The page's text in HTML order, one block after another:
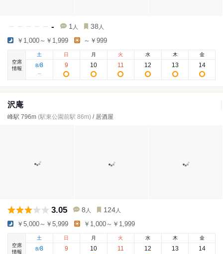
- 1 人 38 人
￥1,000～￥1,999 ～￥999
空席
情報
土
8/8
日
9
月
10
火
11
水
12
木
13
金
14
沢庵
峰駅 796m (駅東公園前駅 86m) / 居酒屋
3.05 8 人 124 人
￥5,000～￥5,999 ￥1,000～￥1,999
空席
情報
土
8/8
日
9
月
10
火
11
水
12
木
13
金
14